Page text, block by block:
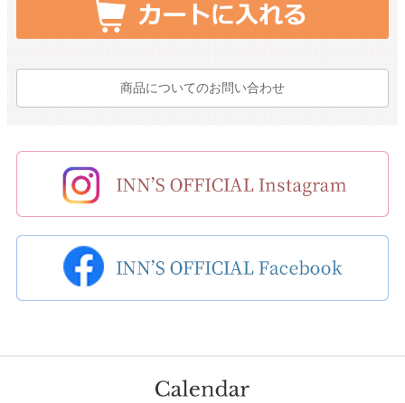
商品についてのお問い合わせ